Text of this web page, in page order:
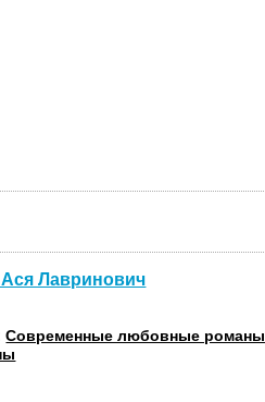
Лавринович
Современные любовные романы